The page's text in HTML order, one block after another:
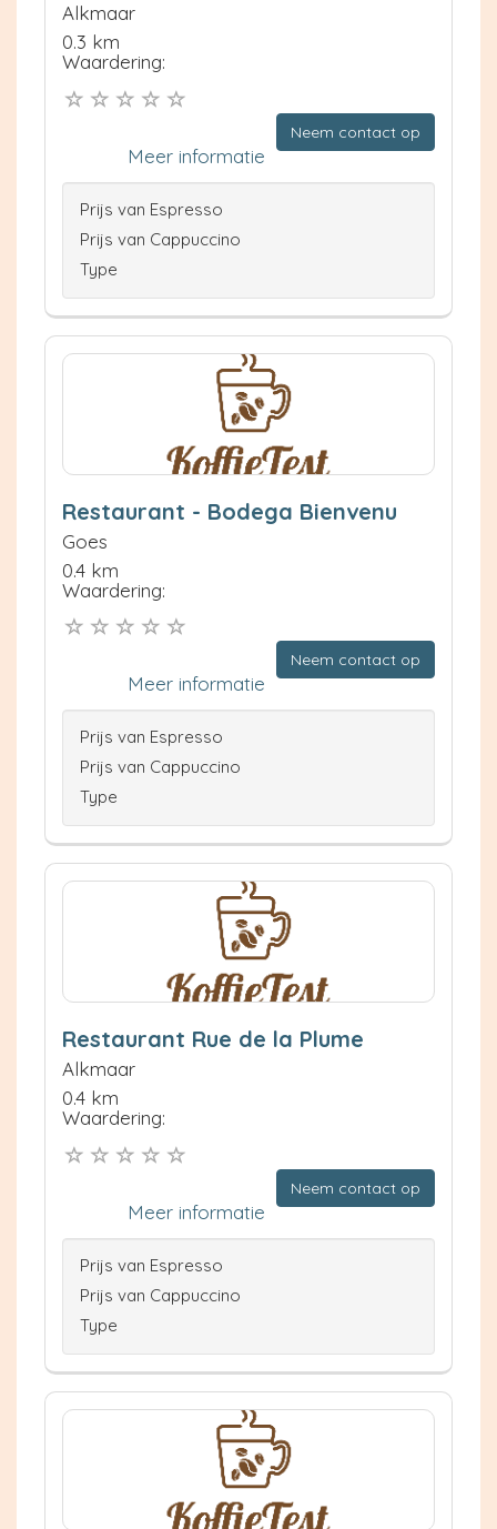
Alkmaar
0.3 km
Waardering:
Neem contact op
Meer informatie
Prijs van Espresso
Prijs van Cappuccino
Type
Restaurant - Bodega Bienvenu
Goes
0.4 km
Waardering:
Neem contact op
Meer informatie
Prijs van Espresso
Prijs van Cappuccino
Type
Restaurant Rue de la Plume
Alkmaar
0.4 km
Waardering:
Neem contact op
Meer informatie
Prijs van Espresso
Prijs van Cappuccino
Type